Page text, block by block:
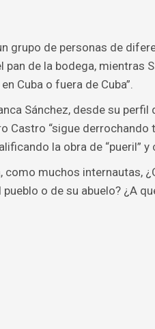
grupo de personas de
pan de la bodega, mientras
Cuba o fuera de Cuba”.
Sánchez, desde su
Castro “sigue
la obra de “pueril”
como muchos internautas,
pueblo o de su abuelo? ¿A